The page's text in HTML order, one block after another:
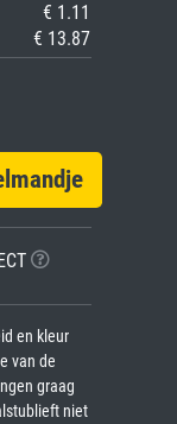
€ 1.11
€ 13.87
en kleur
van de
graag
niet